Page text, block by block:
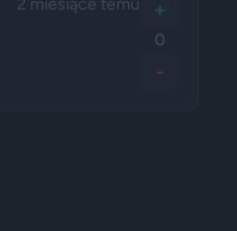
+
0
-